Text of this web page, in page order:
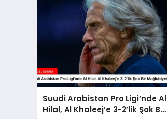
Suudi Arabistan Pro Ligi’nde Al
Hilal, Al Khaleej’e 3-2’lik Şok Bir